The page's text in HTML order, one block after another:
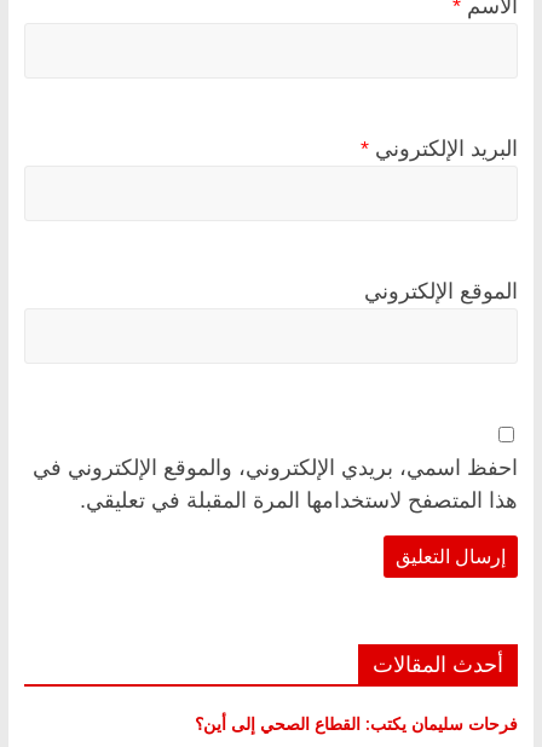
الاسم *
البريد الإلكتروني *
الموقع الإلكتروني
احفظ اسمي، بريدي الإلكتروني، والموقع الإلكتروني في
هذا المتصفح لاستخدامها المرة المقبلة في تعليقي.
أحدث المقالات
فرحات سليمان يكتب: القطاع الصحي إلى أين؟